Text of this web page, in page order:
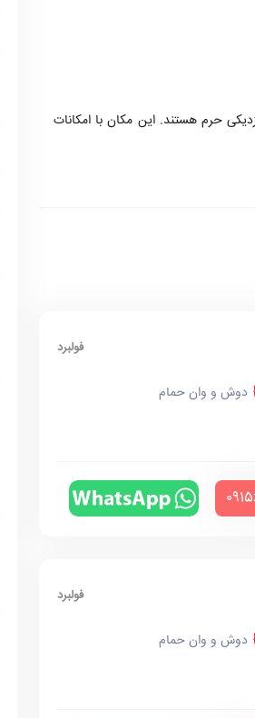
حرم هستند. این مکان با امکانات
فولبرد
دوش و وان حمام
فولبرد
دوش و وان حمام